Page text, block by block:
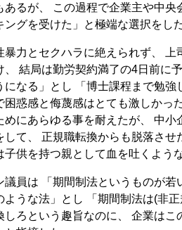
あるが、 この過程で企業主や中央
ングを受けた」と極端な選択をし
暴力とセクハラに絶えられず、
、 結局は勤労契約満了の4日前に
になる」とし 「博士課程まで勉
困惑感と侮蔑感はとても激しかっ
めにあらゆる事を耐えたが、 中小
して、 正規職転換からも脱落さ
子供を持つ親として血を吐くよう
議員は 「期間制法というものが
ような法」とし 「期間制法は(非
しろという趣旨なのに、 企業はこ